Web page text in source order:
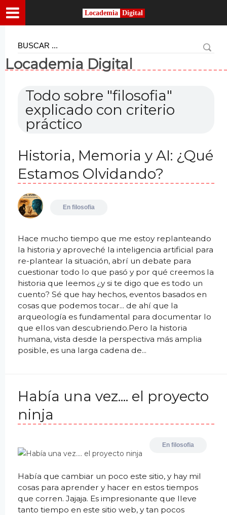
Locademia Digital
Locademia Digital
Todo sobre "filosofia"
explicado con criterio
práctico
Historia, Memoria y AI: ¿Qué
Estamos Olvidando?
En filosofia
Hace mucho tiempo que me estoy replanteando
la historia y aproveché la inteligencia artificial para
re-plantear la situación, abrí un debate para
cuestionar todo lo que pasó y por qué creemos la
historia que leemos ¿y si te digo que es todo un
cuento? Sé que hay hechos, eventos basados en
cosas que podemos tocar... de ahí que la
arqueología es fundamental para documentar lo
que ellos van descubriendo.Pero la historia
humana, vista desde la perspectiva más amplia
posible, es una larga cadena de...
Había una vez.... el proyecto
ninja
En filosofia
Había que cambiar un poco este sitio, y hay mil
cosas para aprender y hacer en estos tiempos
que corren. Jajaja. Es impresionante que lleve
tanto tiempo en este sitio web, y tan pocos